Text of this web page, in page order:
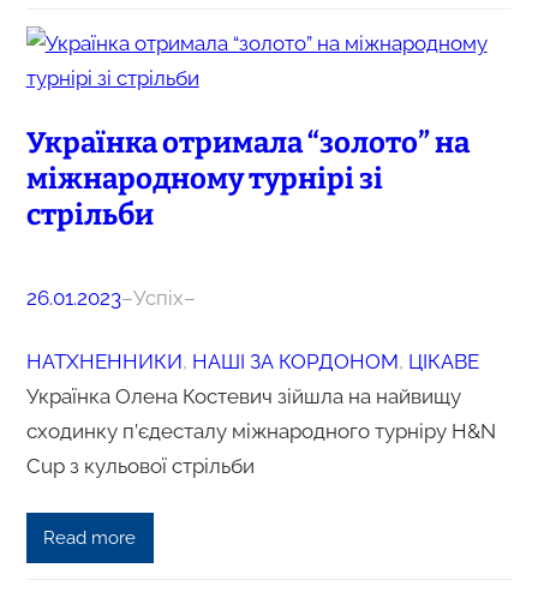
Українка отримала “золото” на
міжнародному турнірі зі
стрільби
26.01.2023–Успіх–
НАТХНЕННИКИ, НАШІ ЗА КОРДОНОМ, ЦІКАВЕ
Українка Олена Костевич зійшла на найвищу
сходинку п’єдесталу міжнародного турніру H&N
Cup з кульової стрільби
Read more